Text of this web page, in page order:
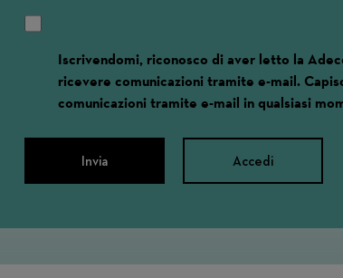
Iscrivendomi, riconosco di aver letto la
ricevere comunicazioni tramite e-mail.
comunicazioni tramite e-mail in qualsiasi
Invia Accedi